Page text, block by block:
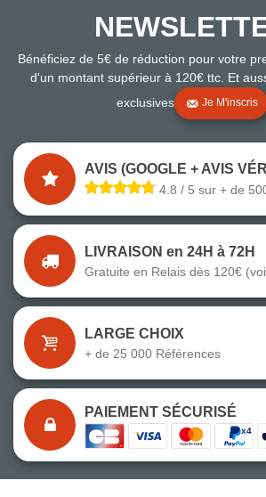
Bénéficiez de 5€ de réduction pour votre
d'un montant supérieur à 120€ ttc. Et
exclusives
Je M'inscris
AVIS (GOOGLE + AVIS
4.8 / 5 sur + de
LIVRAISON en 24H à 72H
Gratuite en Relais dès 120€
LARGE CHOIX
+ de 25 000 Références
PAIEMENT SÉCURISÉ